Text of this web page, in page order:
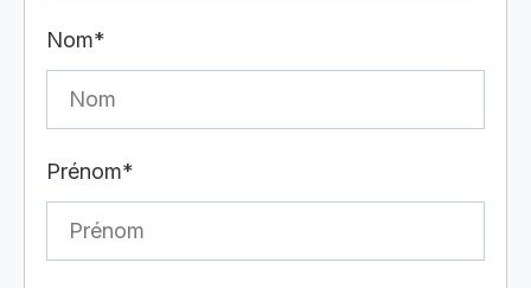
Nom*
Prénom*